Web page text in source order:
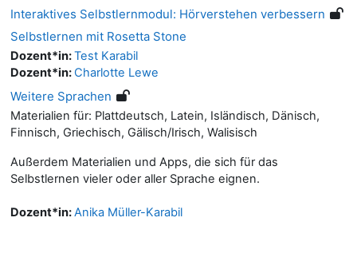
Interaktives Selbstlernmodul: Hörverstehen verbessern
Selbstlernen mit Rosetta Stone
Dozent*in:Test Karabil
Dozent*in:Charlotte Lewe
Weitere Sprachen
Materialien für: Plattdeutsch, Latein, Isländisch, Dänisch,
Finnisch, Griechisch, Gälisch/Irisch, Walisisch
Außerdem Materialien und Apps, die sich für das
Selbstlernen vieler oder aller Sprache eignen.
Dozent*in:Anika Müller-Karabil